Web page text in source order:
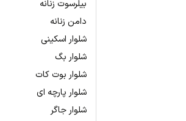
بیلرسوت زنانه
دامن زنانه
شلوار اسکینی
شلوار بگ
شلوار بوت کات
شلوار پارچه ای
شلوار جاگر